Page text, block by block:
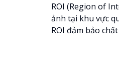
ROI (Region of
ảnh tại khu vực
ROI đảm bảo